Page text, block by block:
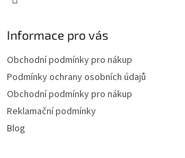
Informace pro vás
Obchodní podmínky pro nákup
Podmínky ochrany osobních údajů
Obchodní podmínky pro nákup
Reklamační podmínky
Blog